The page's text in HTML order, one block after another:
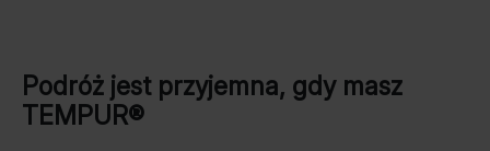
Podróż jest przyjemna, gdy masz
TEMPUR®